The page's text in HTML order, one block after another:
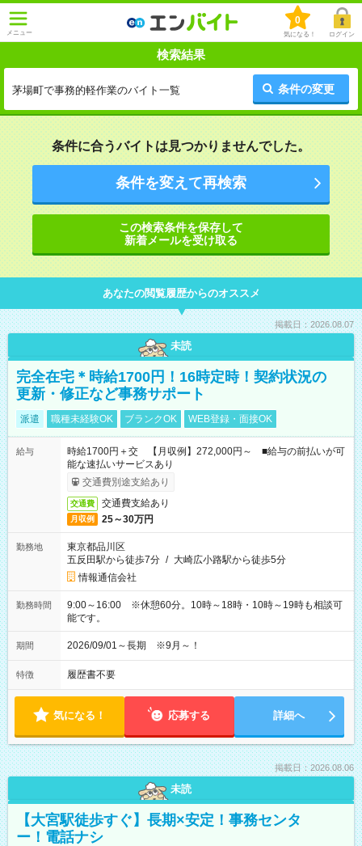
メニュー
0
気になる！ ログイン
検索結果
茅場町で事務的軽作業のバイト一覧 条件の変更
条件に合うバイトは見つかりませんでした。
条件を変えて再検索
この検索条件を保存して
新着メールを受け取る
あなたの閲覧履歴からのオススメ
掲載日：2026.08.07
未読
完全在宅＊時給1700円！16時定時！契約状況の
更新・修正など事務サポート
派遣 職種未経験OK ブランクOK WEB登録・面接OK
給与
時給1700円＋交 【月収例】272,000円～ ■給与の前払いが可
能な速払いサービスあり
交通費別途支給あり
交通費 交通費支給あり
月収例 25～30万円
勤務地
東京都品川区
五反田駅から徒歩7分 / 大崎広小路駅から徒歩5分
情報通信会社
勤務時間
9:00～16:00 ※休憩60分。10時～18時・10時～19時も相談可
能です。
期間 2026/09/01～長期 ※9月～！
特徴 履歴書不要
気になる！ 応募する 詳細へ
掲載日：2026.08.06
未読
【大宮駅徒歩すぐ】長期×安定！事務センタ
ー！電話ナシ